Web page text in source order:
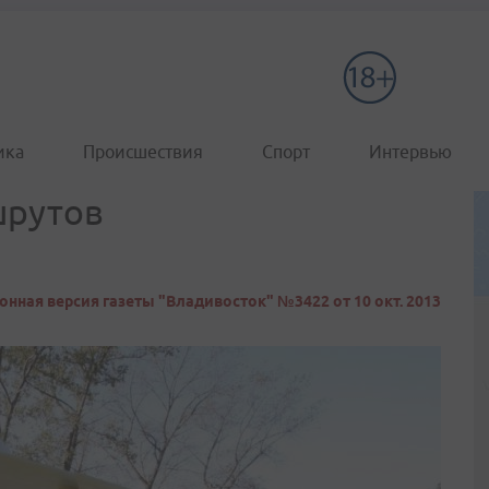
Происшествия Спорт Интервью
версия газеты "Владивосток" №3422 от 10 окт. 2013